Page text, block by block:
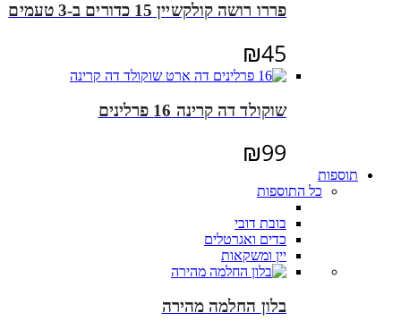
פררו רושה קולקשיין 15 כדורים ב-3 טעמים
₪45
שוקולד דה קרינה 16 פרלינים
₪99
תוספות
כל התוספות
בובת דובי
כדים ואגרטלים
יין ומשקאות
בלון החלמה מהירה